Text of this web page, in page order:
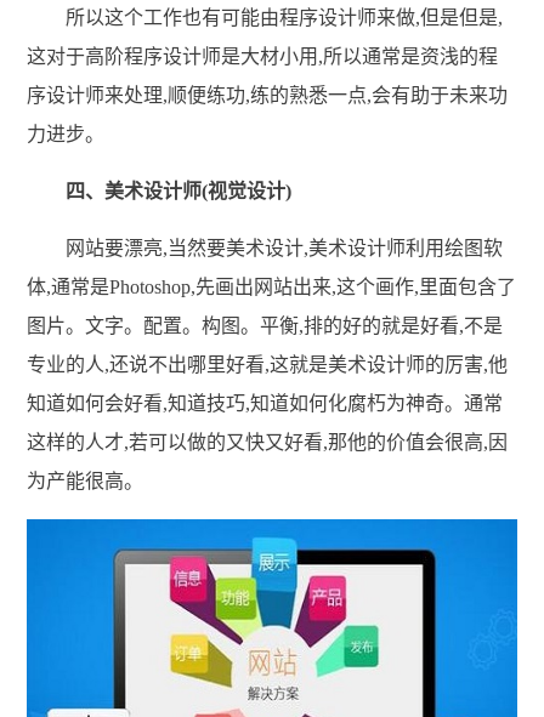
所以这个工作也有可能由程序设计师来做,但是但是,
这对于高阶程序设计师是大材小用,所以通常是资浅的程
序设计师来处理,顺便练功,练的熟悉一点,会有助于未来功
力进步。
四、美术设计师(视觉设计)
网站要漂亮,当然要美术设计,美术设计师利用绘图软
体,通常是Photoshop,先画出网站出来,这个画作,里面包含了
图片。文字。配置。构图。平衡,排的好的就是好看,不是
专业的人,还说不出哪里好看,这就是美术设计师的厉害,他
知道如何会好看,知道技巧,知道如何化腐朽为神奇。通常
这样的人才,若可以做的又快又好看,那他的价值会很高,因
为产能很高。